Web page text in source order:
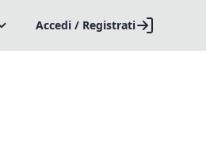
Accedi / Registrati